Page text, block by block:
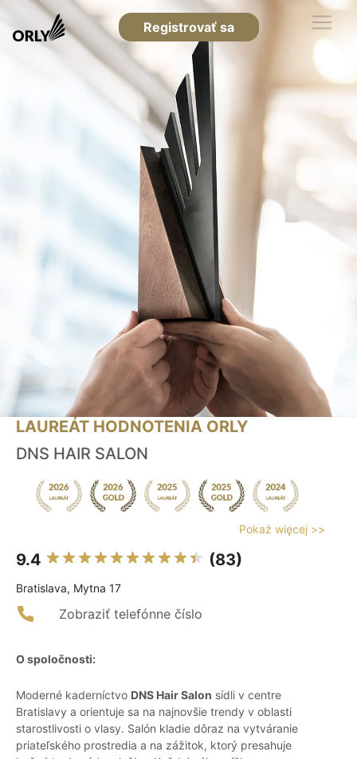
Registrovať sa
LAUREÁT HODNOTENIA ORLY
DNS HAIR SALON
Pokaż więcej >>
9.4 (83)
Bratislava, Mytna 17
Zobraziť telefónne číslo
O spoločnosti:
Moderné kaderníctvo DNS Hair Salon sídli v centre
Bratislavy a orientuje sa na najnovšie trendy v oblasti
starostlivosti o vlasy. Salón kladie dôraz na vytváranie
priateľského prostredia a na zážitok, ktorý presahuje